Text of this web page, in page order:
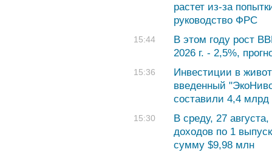
растет из-за
руководство ФРС
15:44
В этом году рост
2026 г. - 2,5%,
15:36
Инвестиции в
введенный
составили 4,4 млрд
15:30
В среду, 27
доходов по 1
сумму $9,98 млн